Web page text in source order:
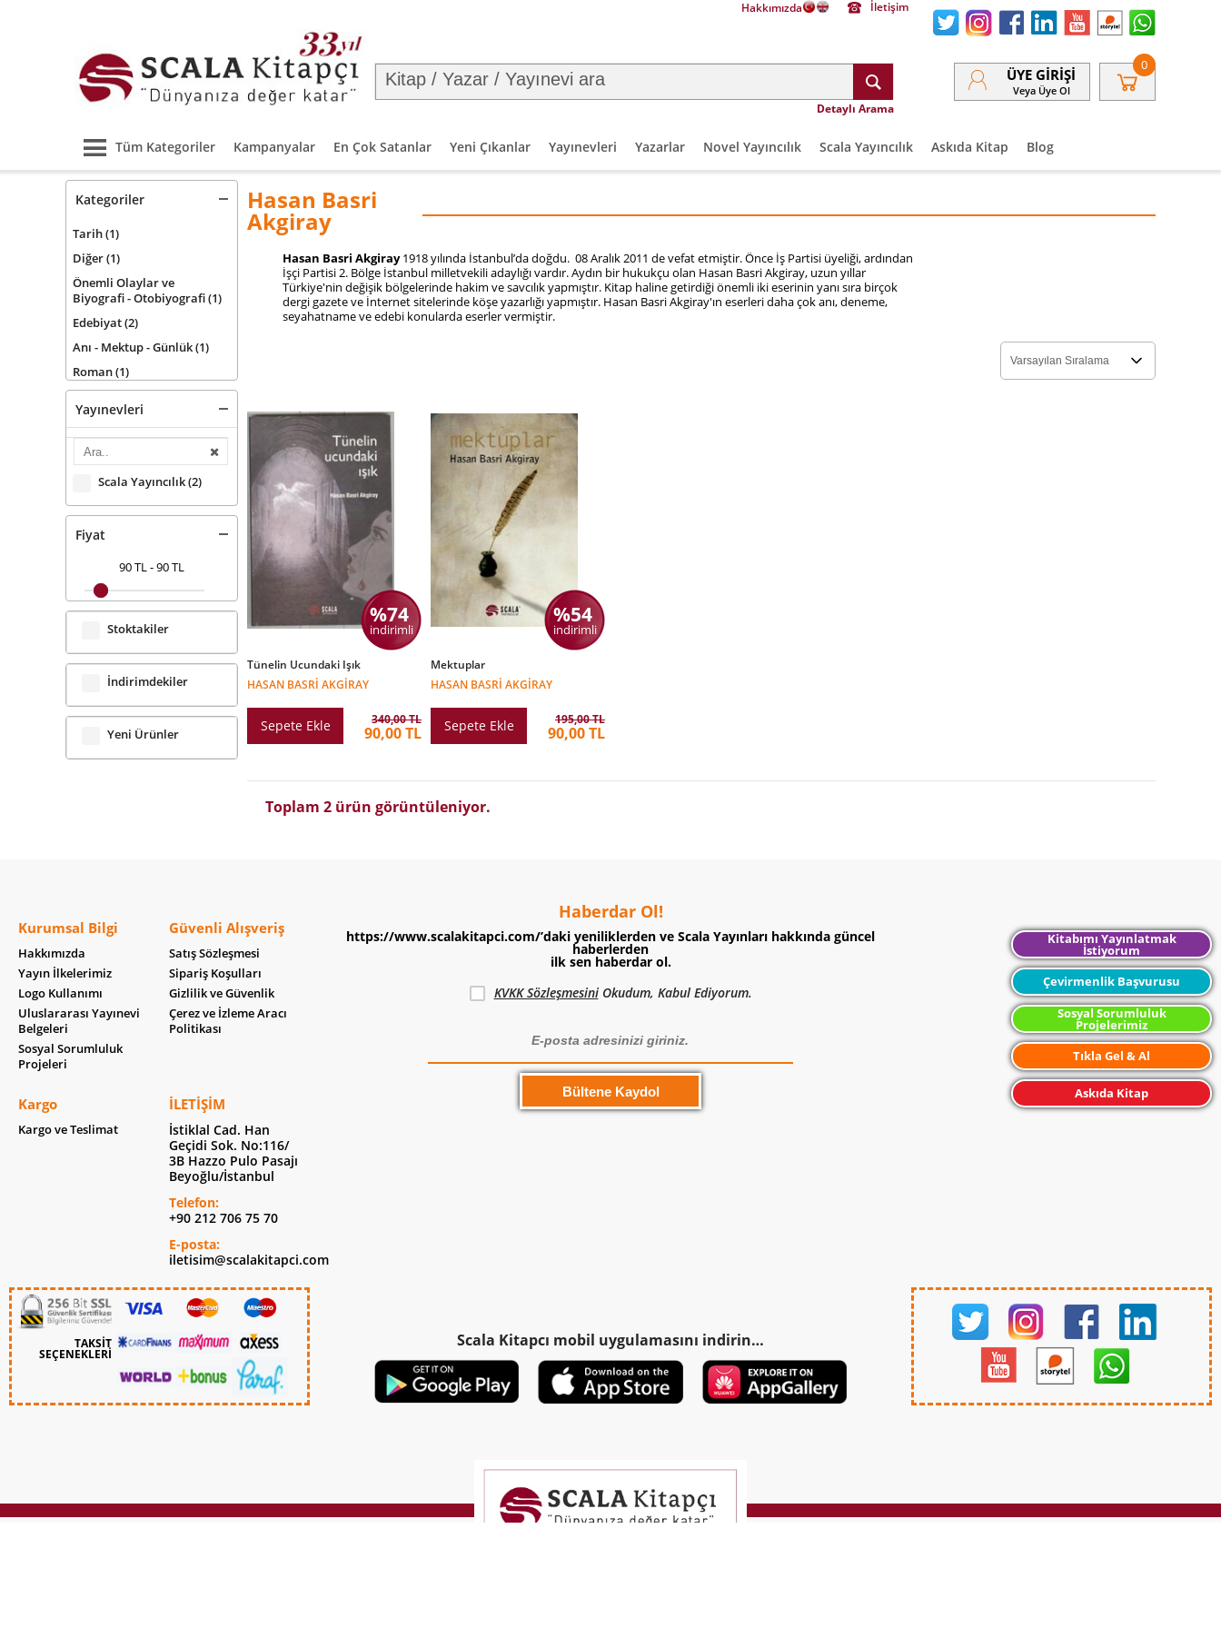
Hakkımızda İletişim
Detaylı Arama
ÜYE GIRIŞI
Veya Üye Ol
0
Tüm Kategoriler Kampanyalar En Çok Satanlar Yeni Çıkanlar Yayınevleri Yazarlar Novel Yayıncılık Scala Yayıncılık Askıda Kitap Blog
Kategoriler
Tarih(1)
Diğer(1)
Önemli Olaylar ve
Biyografi - Otobiyografi(1)
Edebiyat(2)
Anı - Mektup - Günlük(1)
Roman(1)
Yayınevleri
Scala Yayıncılık(2)
Fiyat
90 TL-90 TL
Stoktakiler
İndirimdekiler
Yeni Ürünler
Hasan Basri
Akgiray
Hasan Basri Akgiray1918 yılında İstanbul’da doğdu. 08 Aralık 2011 de vefat etmiştir. Önce İş Partisi üyeliği, ardından
İşçi Partisi 2. Bölge İstanbul milletvekili adaylığı vardır. Aydın bir hukukçu olan Hasan Basri Akgiray, uzun yıllar
Türkiye'nin değişik bölgelerinde hakim ve savcılık yapmıştır. Kitap haline getirdiği önemli iki eserinin yanı sıra birçok
dergi gazete ve İnternet sitelerinde köşe yazarlığı yapmıştır. Hasan Basri Akgiray'ın eserleri daha çok anı, deneme,
seyahatname ve edebi konularda eserler vermiştir.
%74
indirimli
Tünelin Ucundaki Işık
HASAN BASRI AKGIRAY
Sepete Ekle 340,00 TL
90,00 TL
%54
indirimli
Mektuplar
HASAN BASRI AKGIRAY
Sepete Ekle 195,00 TL
90,00 TL
Toplam 2 ürün görüntüleniyor.
Kurumsal Bilgi
Hakkımızda
Yayın İlkelerimiz
Logo Kullanımı
Uluslararası Yayınevi
Belgeleri
Sosyal Sorumluluk
Projeleri
Güvenli Alışveriş
Satış Sözleşmesi
Sipariş Koşulları
Gizlilik ve Güvenlik
Çerez ve İzleme Aracı
Politikası
Kargo
Kargo ve Teslimat
İLETIŞIM
İstiklal Cad. Han
Geçidi Sok. No:116/
3B Hazzo Pulo Pasajı
Beyoğlu/İstanbul
Telefon:
+90 212 706 75 70
E-posta:
iletisim@scalakitapci.com
TAKSİT
SEÇENEKLERİ
Haberdar Ol!
https://www.scalakitapci.com/’daki yeniliklerden ve Scala Yayınları hakkında güncel
haberlerden
ilk sen haberdar ol.
KVKK SözleşmesiniOkudum, Kabul Ediyorum.
Scala Kitapcı mobil uygulamasını indirin…
Kitabımı Yayınlatmak
İstiyorum
Çevirmenlik Başvurusu
Sosyal Sorumluluk
Projelerimiz
Tıkla Gel & Al
Askıda Kitap